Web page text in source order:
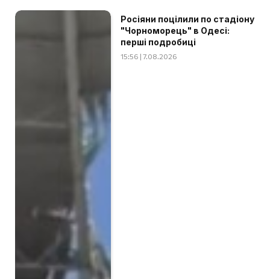
Росіяни поцілили по стадіону
"Чорноморець" в Одесі:
перші подробиці
15:56 | 7.08.2026